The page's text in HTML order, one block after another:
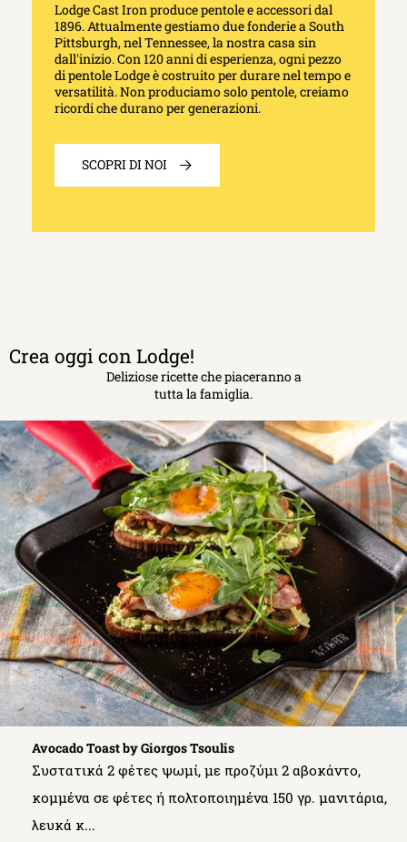
Lodge Cast Iron produce pentole e accessori dal
1896. Attualmente gestiamo due fonderie a South
Pittsburgh, nel Tennessee, la nostra casa sin
dall'inizio. Con 120 anni di esperienza, ogni pezzo
di pentole Lodge è costruito per durare nel tempo e
versatilità. Non produciamo solo pentole, creiamo
ricordi che durano per generazioni.
SCOPRI DI NOI
Crea oggi con Lodge!
Deliziose ricette che piaceranno a
tutta la famiglia.
Avocado Toast by Giorgos Tsoulis
Συστατικά 2 φέτες ψωμί, με προζύμι 2 αβοκάντο,
κομμένα σε φέτες ή πολτοποιημένα 150 γρ. μανιτάρια,
λευκά κ...